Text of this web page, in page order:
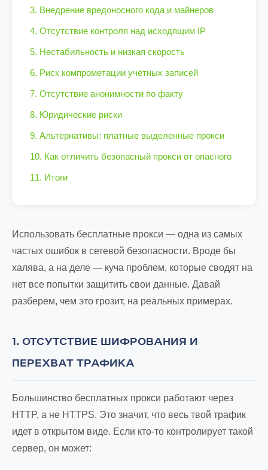
3. Внедрение вредоносного кода и майнеров
4. Отсутствие контроля над исходящим IP
5. Нестабильность и низкая скорость
6. Риск компрометации учётных записей
7. Отсутствие анонимности по факту
8. Юридические риски
9. Альтернативы: платные выделенные прокси
10. Как отличить безопасный прокси от опасного
11. Итоги
Использовать бесплатные прокси — одна из самых
частых ошибок в сетевой безопасности. Вроде бы
халява, а на деле — куча проблем, которые сводят на
нет все попытки защитить свои данные. Давай
разберем, чем это грозит, на реальных примерах.
1. ОТСУТСТВИЕ ШИФРОВАНИЯ И
ПЕРЕХВАТ ТРАФИКА
Большинство бесплатных прокси работают через
HTTP, а не HTTPS. Это значит, что весь твой трафик
идет в открытом виде. Если кто-то контролирует такой
сервер, он может: